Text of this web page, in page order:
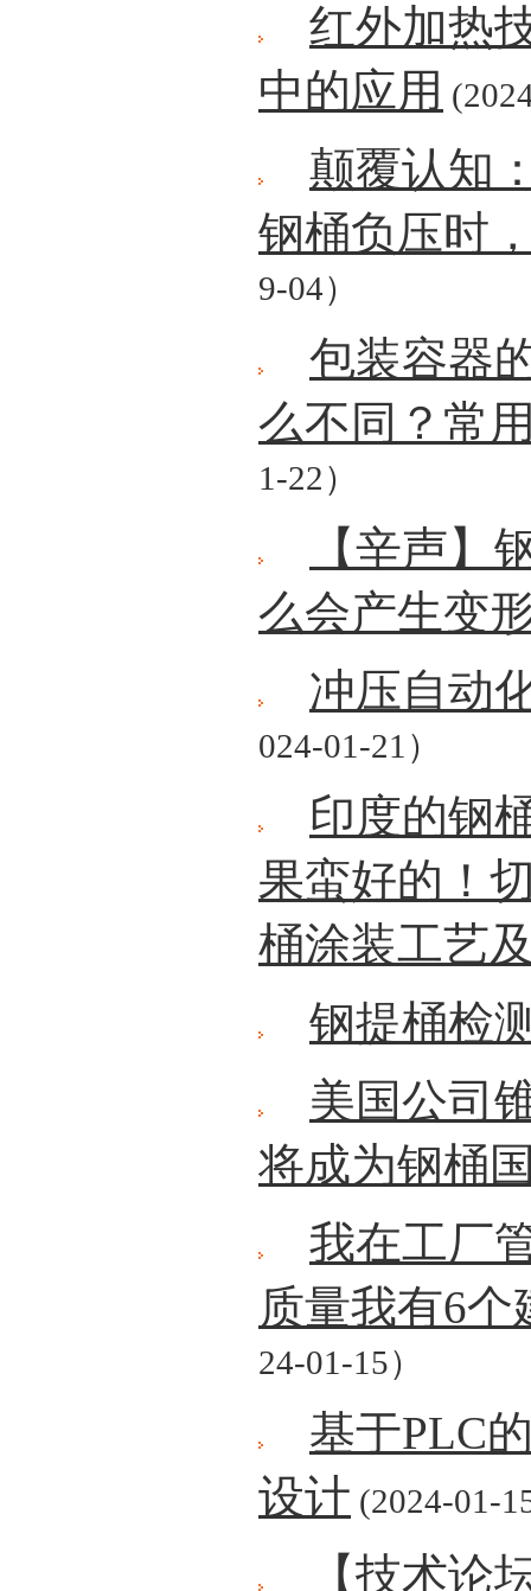
红外加热
中的应用
颠覆认知
钢桶负压时
9-04）
包装容器
么不同？常
1-22）
【辛声】
么会产生变
冲压自动
024-01-21）
印度的钢
果蛮好的！
桶涂装工艺
钢提桶检
美国公司
将成为钢桶
我在工厂
质量我有6
24-01-15）
基于PLC
设计 (2024-01-
【技术论